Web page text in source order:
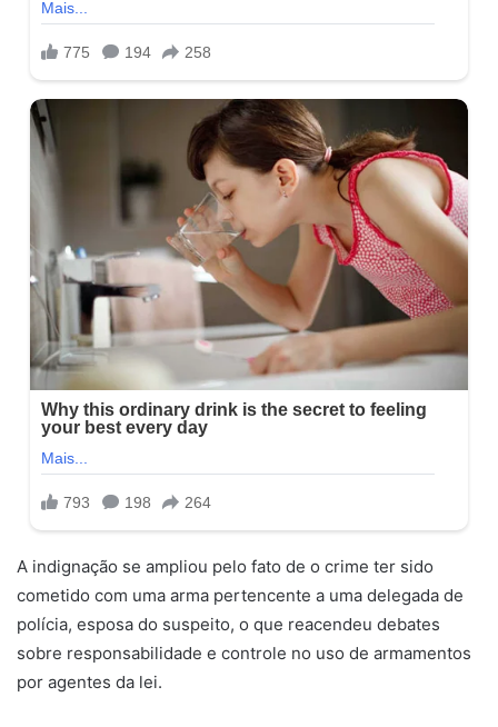
A indignação se ampliou pelo fato de o crime ter sido
cometido com uma arma pertencente a uma delegada de
polícia, esposa do suspeito, o que reacendeu debates
sobre responsabilidade e controle no uso de armamentos
por agentes da lei.